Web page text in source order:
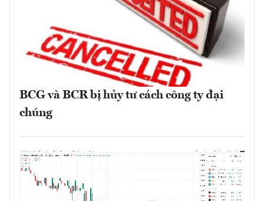
BCG và BCR bị hủy tư cách công ty đại
chúng